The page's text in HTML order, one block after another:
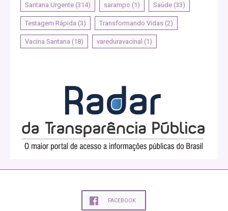
Santana Urgente (314) sarampo (1) Saúde (33)
Testagem Rápida (3) Transformando Vidas (2)
Vacina Santana (18) vareduravacinal (1)
FACEBOOK